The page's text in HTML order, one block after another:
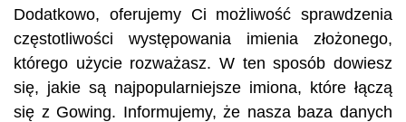
Dodatkowo, oferujemy Ci możliwość sprawdzenia
częstotliwości występowania imienia złożonego,
którego użycie rozważasz. W ten sposób dowiesz
się, jakie są najpopularniejsze imiona, które łączą
się z Gowing. Informujemy, że nasza baza danych